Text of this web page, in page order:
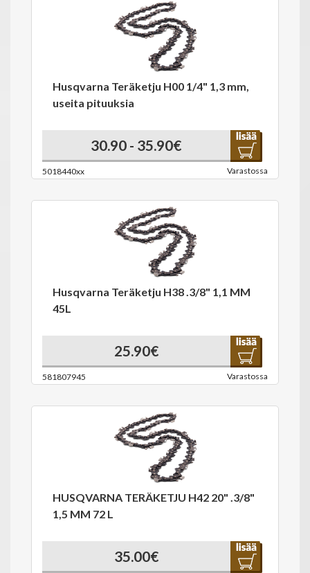
Husqvarna Teräketju H00 1/4" 1,3 mm,
useita pituuksia
30.90 - 35.90€
5018440xx Varastossa
Husqvarna Teräketju H38 .3/8" 1,1 MM
45L
25.90€
581807945 Varastossa
HUSQVARNA TERÄKETJU H42 20" .3/8"
1,5 MM 72 L
35.00€